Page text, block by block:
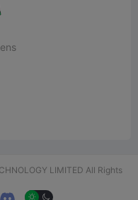
LIMITED All Rights